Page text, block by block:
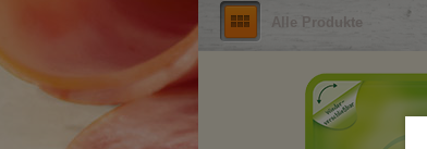
Alle Produkte